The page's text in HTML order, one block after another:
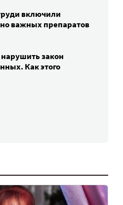
включили
важных препаратов
закон
Как этого